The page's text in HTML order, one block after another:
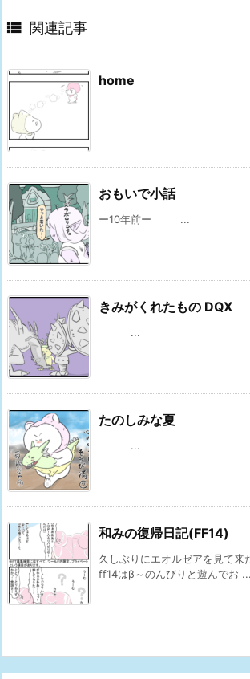
 関連記事
home
おもいで小話
ー10年前ー ...
きみがくれたもの DQX
...
たのしみな夏
...
和みの復帰日記(FF14)
久しぶりにエオルゼアを見て来
ff14はβ～のんびりと遊んでお ...